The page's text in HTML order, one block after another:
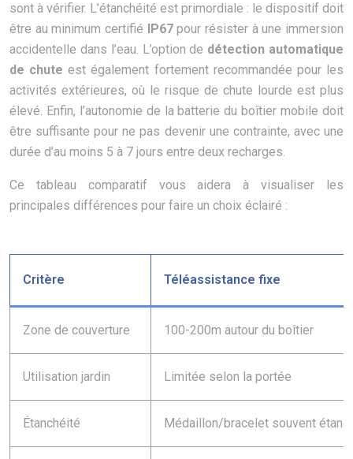
sont à vérifier. L’étanchéité est primordiale : le dispositif doit
être au minimum certifié
IP67pour résister à une immersion
accidentelle dans l’eau. L’option de détection automatique
de chute est également fortement recommandée pour les
activités extérieures, où le risque de chute lourde est plus
élevé. Enfin, l’autonomie de la batterie du boîtier mobile doit
être suffisante pour ne pas devenir une contrainte, avec une
durée d’au moins 5 à 7 jours entre deux recharges.
Ce tableau comparatif vous aidera à visualiser les
principales différences pour faire un choix éclairé :
Critère Téléassistance fixe
Zone de couverture 100-200m autour du boîtier
Utilisation jardin Limitée selon la portée
Étanchéité Médaillon/bracelet souvent